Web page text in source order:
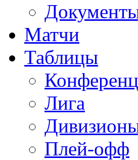
Матчи
Таблицы
Лига
Плей-офф